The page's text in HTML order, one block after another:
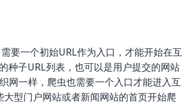
要一个初始URL作为入口，才能开始在互
种子URL列表，也可以是用户提交的网站
网一样，爬虫也需要一个入口才能进入互
型门户网站或者新闻网站的首页开始爬